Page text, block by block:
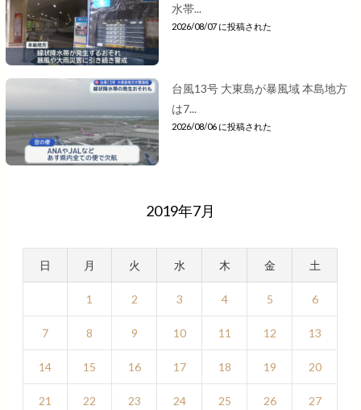
水帯...
2026/08/07 に投稿された
台風13号 大東島が暴風域 本島地方
は7...
2026/08/06 に投稿された
2019年7月
日 月 火 水 木 金 土
1 2 3 4 5 6
7 8 9 10 11 12 13
14 15 16 17 18 19 20
21 22 23 24 25 26 27